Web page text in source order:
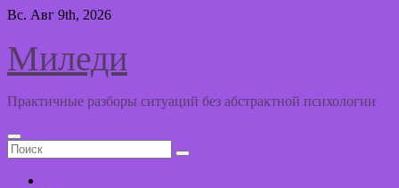
Перейти
содержимому
Вс. Авг 9th, 2026
Миледи
Практичные разборы ситуаций без абстрактной психологии